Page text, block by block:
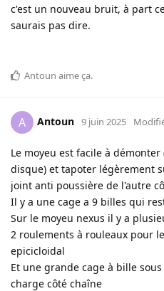
c'est un nouveau bruit, à part
saurais pas dire.
Antoun aime ça.
A Antoun 9 juin 2025
Le moyeu est facile à
disque) et tapoter légèrement
joint anti poussière de l'autre
Il y a une cage a 9 billes qui
Sur le moyeu nexus il y a
2 roulements à rouleaux pour
epicicloidal
Et une grande cage à bille
charge côté chaîne